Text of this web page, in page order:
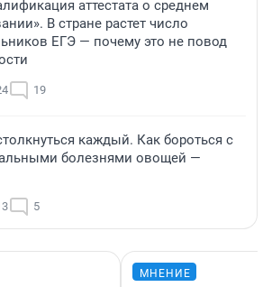
аттестата о среднем
В стране растет число
ЕГЭ — почему это не повод
19
каждый. Как бороться с
болезнями овощей —
5
МНЕНИЕ